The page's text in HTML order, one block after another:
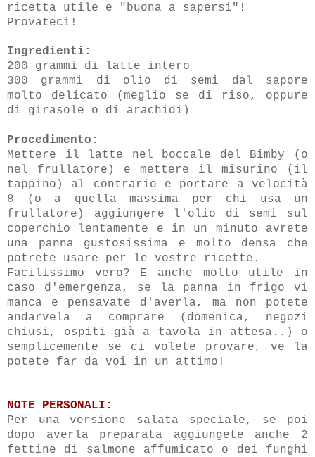
ricetta utile e "buona a sapersi"!
Provateci!
Ingredienti:
200 grammi di latte intero
300 grammi di olio di semi dal sapore
molto delicato (meglio se di riso, oppure
di girasole o di arachidi)
Procedimento:
Mettere il latte nel boccale del Bimby (o
nel frullatore) e mettere il misurino (il
tappino) al contrario e portare a velocità
8 (o a quella massima per chi usa un
frullatore) aggiungere l'olio di semi sul
coperchio lentamente e in un minuto avrete
una panna gustosissima e molto densa che
potrete usare per le vostre ricette.
Facilissimo vero? E anche molto utile in
caso d'emergenza, se la panna in frigo vi
manca e pensavate d'averla, ma non potete
andarvela a comprare (domenica, negozi
chiusi, ospiti già a tavola in attesa..) o
semplicemente se ci volete provare, ve la
potete far da voi in un attimo!
NOTE PERSONALI:
Per una versione salata speciale, se poi
dopo averla preparata aggiungete anche 2
fettine di salmone affumicato o dei funghi